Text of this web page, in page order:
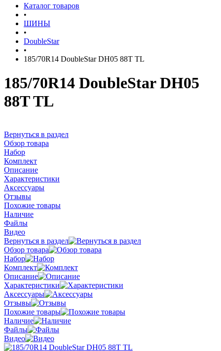
Каталог товаров
•
ШИНЫ
•
DoubleStar
•
185/70R14 DoubleStar DH05 88T TL
185/70R14 DoubleStar DH05
88T TL
Вернуться в раздел
Обзор товара
Набор
Комплект
Описание
Характеристики
Аксессуары
Отзывы
Похожие товары
Наличие
Файлы
Видео
Вернуться в раздел
Обзор товара
Набор
Комплект
Описание
Характеристики
Аксессуары
Отзывы
Похожие товары
Наличие
Файлы
Видео